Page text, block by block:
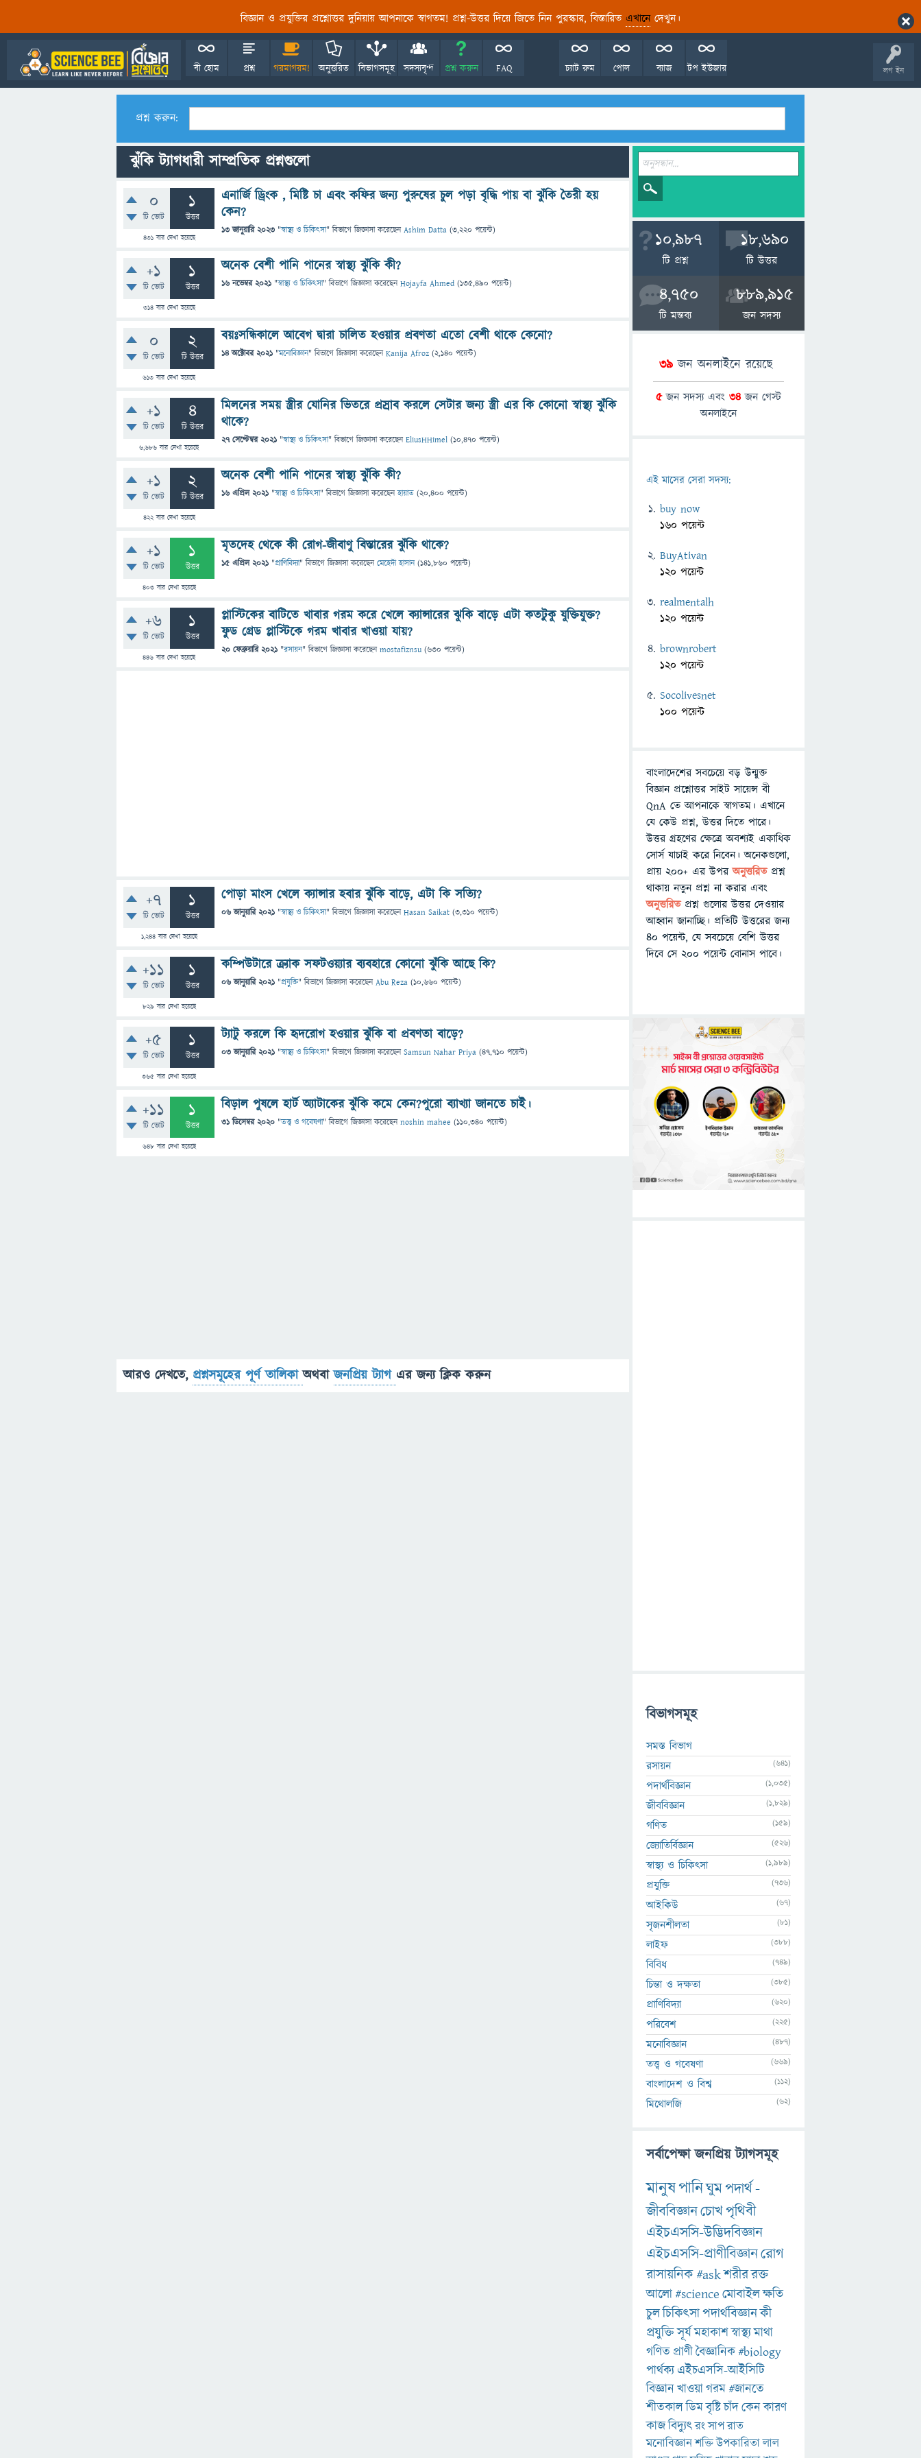
বিজ্ঞান ও প্রযুক্তির প্রশ্নোত্তর দুনিয়ায় আপনাকে স্বাগতম! প্রশ্ন-উত্তর দিয়ে জিতে নিন পুরস্কার, বিস্তারিত এখানেদেখুন।
লগ ইন
বী হোম প্রশ্ন গরমাগরম! অনুত্তরিত বিভাগসমূহ সদস্যবৃন্দ প্রশ্ন করুন FAQ টপ ইউজার
ব্যাজ
পোল
চ্যাট রুম
প্রশ্ন করুন:
ঝুঁকি ট্যাগধারী সাম্প্রতিক প্রশ্নগুলো
0
টি ভোট
1
উত্তর
431বার দেখা হয়েছে
এনার্জি ড্রিংক , মিষ্টি চা এবং কফির জন্য পুরুষের চুল পড়া বৃদ্ধি পায় বা ঝুঁকি তৈরী হয়
কেন?
13 জানুয়ারি 2023 "স্বাস্থ্য ও চিকিৎসা" বিভাগে জিজ্ঞাসাকরেছেনAshim Datta (3,220 পয়েন্ট)
+1
টি ভোট
1
উত্তর
314বার দেখা হয়েছে
অনেক বেশী পানি পানের স্বাস্থ্য ঝুঁকি কী?
16 নভেম্বর 2021 "স্বাস্থ্য ও চিকিৎসা" বিভাগে জিজ্ঞাসাকরেছেনHojayfa Ahmed (135,490 পয়েন্ট)
0
টি ভোট
2
টি উত্তর
613 বার দেখা হয়েছে
বয়ঃসন্ধিকালে আবেগ দ্বারা চালিত হওয়ার প্রবণতা এতো বেশী থাকে কেনো?
14 অক্টোবর 2021 "মনোবিজ্ঞান" বিভাগে জিজ্ঞাসাকরেছেনKanija Afroz (2,140 পয়েন্ট)
+1
টি ভোট
4
টি উত্তর
6,686 বার দেখা হয়েছে
মিলনের সময় স্ত্রীর যোনির ভিতরে প্রস্রাব করলে সেটার জন্য স্ত্রী এর কি কোনো স্বাস্থ্য ঝুঁকি
থাকে?
27 সেপ্টেম্বর 2021 "স্বাস্থ্য ও চিকিৎসা" বিভাগে জিজ্ঞাসাকরেছেনEliusHHimel (10,470 পয়েন্ট)
+1
টি ভোট
2
টি উত্তর
422বার দেখা হয়েছে
অনেক বেশী পানি পানের স্বাস্থ্য ঝুঁকি কী?
16 এপ্রিল 2021 "স্বাস্থ্য ও চিকিৎসা" বিভাগে জিজ্ঞাসাকরেছেনহায়াত (20,400 পয়েন্ট)
+1
টি ভোট
1
উত্তর
403বার দেখা হয়েছে
মৃতদেহ থেকে কী রোগ-জীবাণু বিস্তারের ঝুঁকি থাকে?
15 এপ্রিল 2021 "প্রাণিবিদ্যা" বিভাগে জিজ্ঞাসাকরেছেনমেহেদী হাসান (141,860 পয়েন্ট)
+6
টি ভোট
1
উত্তর
446 বার দেখা হয়েছে
প্লাস্টিকের বাটিতে খাবার গরম করে খেলে ক্যান্সারের ঝুকি বাড়ে এটা কতটুকু যুক্তিযুক্ত?
ফুড গ্রেড প্লাস্টিকে গরম খাবার খাওয়া যায়?
20 ফেব্রুয়ারি 2021 "রসায়ন" বিভাগে জিজ্ঞাসাকরেছেনmostafiznsu (630 পয়েন্ট)
+7
টি ভোট
1
উত্তর
1,244বার দেখা হয়েছে
পোড়া মাংস খেলে ক্যান্সার হবার ঝুঁকি বাড়ে, এটা কি সত্যি?
06 জানুয়ারি 2021 "স্বাস্থ্য ও চিকিৎসা" বিভাগে জিজ্ঞাসাকরেছেনHasan Saikat (3,310 পয়েন্ট)
+11
টি ভোট
1
উত্তর
829 বার দেখা হয়েছে
কম্পিউটারে ক্র্যাক সফটওয়্যার ব্যবহারে কোনো ঝুঁকি আছে কি?
06 জানুয়ারি 2021 "প্রযুক্তি" বিভাগে জিজ্ঞাসাকরেছেনAbu Reza (10,660 পয়েন্ট)
+5
টি ভোট
1
উত্তর
365 বার দেখা হয়েছে
ট্যাটু করলে কি হৃদরোগ হওয়ার ঝুঁকি বা প্রবণতা বাড়ে?
03 জানুয়ারি 2021 "স্বাস্থ্য ও চিকিৎসা" বিভাগে জিজ্ঞাসাকরেছেনSamsun Nahar Priya (47,710 পয়েন্ট)
+11
টি ভোট
1
উত্তর
648বার দেখা হয়েছে
বিড়াল পুষলে হার্ট অ্যাটাকের ঝুঁকি কমে কেন?পুরো ব্যাখ্যা জানতে চাই।
31 ডিসেম্বর 2020 "তত্ত্ব ও গবেষণা" বিভাগে জিজ্ঞাসাকরেছেনnoshin mahee (110,340 পয়েন্ট)
আরও দেখতে, প্রশ্নসমূহের পূর্ণ তালিকাঅথবাজনপ্রিয় ট্যাগ এর জন্য ক্লিক করুন
10,987
টি প্রশ্ন
18,690
টি উত্তর
4,750
টি মন্তব্য
889,915
জন সদস্য
39জন অনলাইনে রয়েছে
5জন সদস্য এবং 34 জন গেস্ট
অনলাইনে
এই মাসের সেরা সদস্য:
buy now
160 পয়েন্ট
BuyAtivan
120 পয়েন্ট
realmentalh
120 পয়েন্ট
brownrobert
120 পয়েন্ট
Socolivesnet
100 পয়েন্ট
বাংলাদেশের সবচেয়ে বড় উন্মুক্ত
বিজ্ঞান প্রশ্নোত্তর সাইট সায়েন্স বী
QnA তে আপনাকে স্বাগতম। এখানে
যে কেউ প্রশ্ন, উত্তর দিতে পারে।
উত্তর গ্রহণের ক্ষেত্রে অবশ্যই একাধিক
সোর্স যাচাই করে নিবেন। অনেকগুলো,
প্রায় ২০০+ এর উপরঅনুত্তরিতপ্রশ্ন
থাকায় নতুন প্রশ্ন না করার এবং
অনুত্তরিত প্রশ্ন গুলোর উত্তর দেওয়ার
আহ্বান জানাচ্ছি। প্রতিটি উত্তরের জন্য
৪০ পয়েন্ট, যে সবচেয়ে বেশি উত্তর
দিবে সে ২০০ পয়েন্ট বোনাস পাবে।
বিভাগসমূহ
সমস্ত বিভাগ
রসায়ন
(641)
পদার্থবিজ্ঞান (1,035)
জীববিজ্ঞান (1,829)
গণিত (159)
জ্যোতির্বিজ্ঞান (526)
স্বাস্থ্য ও চিকিৎসা (1,989)
প্রযুক্তি (736)
আইকিউ (67)
সৃজনশীলতা (81)
লাইফ (388)
বিবিধ (749)
চিন্তা ও দক্ষতা (385)
প্রাণিবিদ্যা (620)
পরিবেশ (225)
মনোবিজ্ঞান (487)
তত্ত্ব ও গবেষণা (669)
বাংলাদেশ ও বিশ্ব (112)
মিথোলজি (62)
সর্বাপেক্ষা জনপ্রিয় ট্যাগসমূহ
মানুষপানিঘুমপদার্থ-
জীববিজ্ঞানচোখপৃথিবী
এইচএসসি-উদ্ভিদবিজ্ঞান
এইচএসসি-প্রাণীবিজ্ঞানরোগ
রাসায়নিক#askশরীররক্ত
আলো#scienceমোবাইলক্ষতি
চুলচিকিৎসাপদার্থবিজ্ঞানকী
প্রযুক্তিসূর্যমহাকাশস্বাস্থ্যমাথা
গণিত প্রাণীবৈজ্ঞানিক#biology
পার্থক্য এইচএসসি-আইসিটি
বিজ্ঞানখাওয়াগরম#জানতে
শীতকালডিমবৃষ্টিচাঁদকেনকারণ
কাজবিদ্যুৎরংসাপরাত
মনোবিজ্ঞানশক্তিউপকারিতালাল